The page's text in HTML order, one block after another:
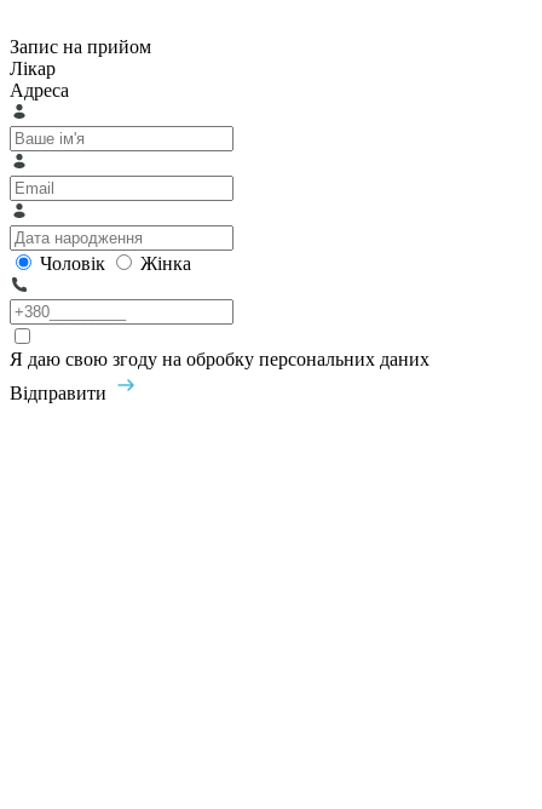
Запис на прийом
Лікар
Адреса
Чоловік Жінка
Я даю свою згоду на обробку персональних даних
Відправити